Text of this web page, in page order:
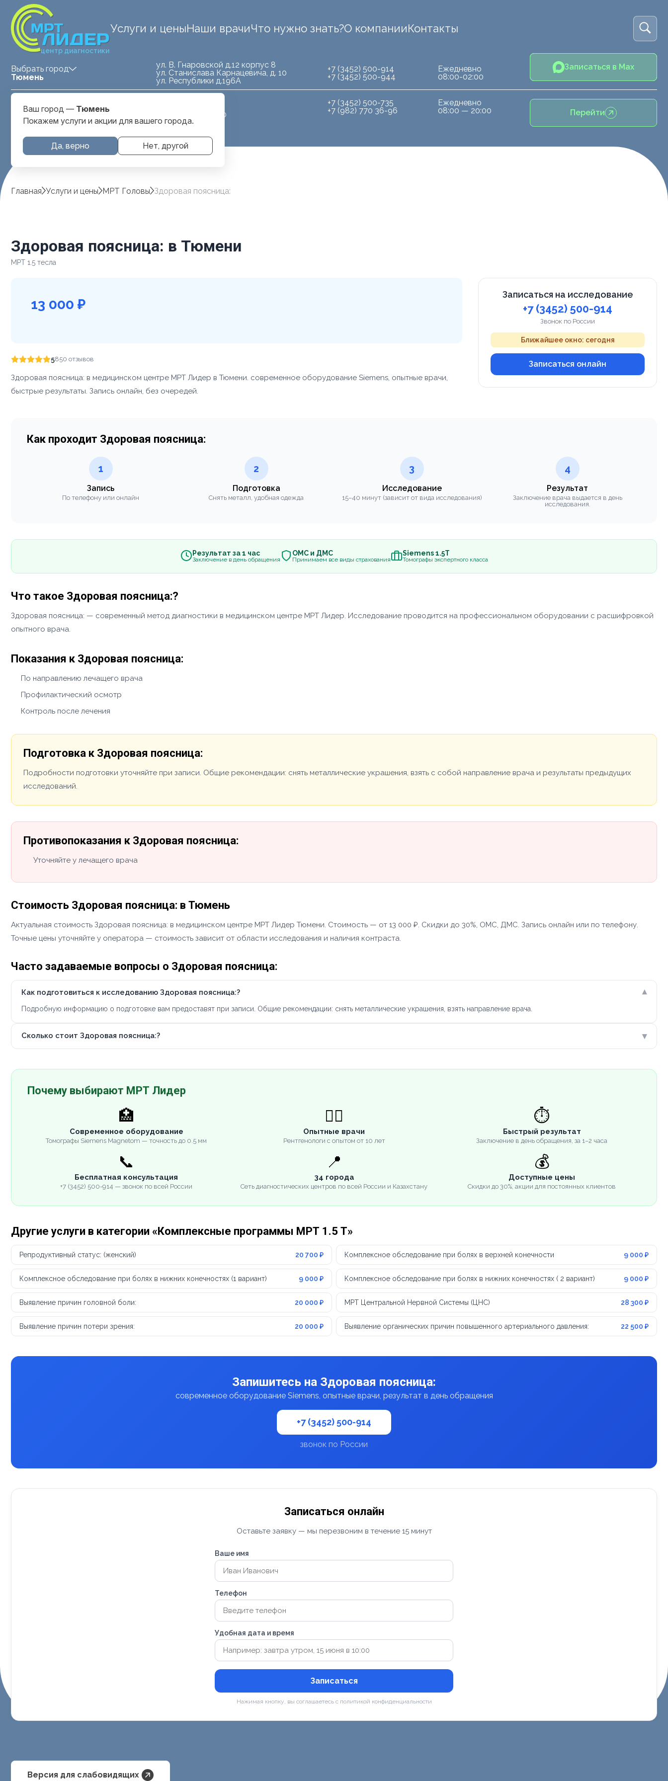
центр диагностики
Услуги и ценыНаши врачиЧто нужно знать?О компанииКонтакты
Выбрать город
Тюмень
Тюмень
ул. В. Гнаровской д.12 корпус 8
ул. Станислава Карнацевича, д. 10
ул. Республики д.196А
Карнацевича, д. 10
+7 (3452) 500-914
+7 (3452) 500-944
+7 (3452) 500-735
+7 (982) 770 36-96
Ежедневно
08:00-02:00
Ежедневно
08:00 — 20:00
Записаться в Max
Перейти
Ваш город — Тюмень
Покажем услуги и акции для вашего города.
Да, верно Нет, другой
Главная Услуги и цены МРТ Головы Здоровая поясница:
Здоровая поясница: в Тюмени
МРТ 1.5 тесла
13 000 ₽
5850 отзывов
Здоровая поясница: в медицинском центре МРТ Лидер в Тюмени. современное оборудование Siemens, опытные врачи,
быстрые результаты. Запись онлайн, без очередей.
Записаться на исследование
+7 (3452) 500-914
Звонок по России
Ближайшее окно: сегодня
Записаться онлайн
Как проходит Здоровая поясница:
1
Запись
По телефону или онлайн
2
Подготовка
Снять металл, удобная одежда
3
Исследование
15–40 минут (зависит от вида исследования)
4
Результат
Заключение врача выдается в день
исследования.
Результат за 1 час
Заключение в день обращения
ОМС и ДМС
Принимаем все виды страхования
Siemens 1.5Т
Томографы экспертного класса
Что такое Здоровая поясница:?
Здоровая поясница: — современный метод диагностики в медицинском центре МРТ Лидер. Исследование проводится на профессиональном оборудовании с расшифровкой
опытного врача.
Показания к Здоровая поясница:
По направлению лечащего врача
Профилактический осмотр
Контроль после лечения
Подготовка к Здоровая поясница:
Подробности подготовки уточняйте при записи. Общие рекомендации: снять металлические украшения, взять с собой направление врача и результаты предыдущих
исследований.
Противопоказания к Здоровая поясница:
Уточняйте у лечащего врача
Стоимость Здоровая поясница: в Тюмень
Актуальная стоимость Здоровая поясница: в медицинском центре МРТ Лидер Тюмени. Стоимость — от 13 000 ₽. Скидки до 30%, ОМС, ДМС. Запись онлайн или по телефону.
Точные цены уточняйте у оператора — стоимость зависит от области исследования и наличия контраста.
Часто задаваемые вопросы о Здоровая поясница:
Как подготовиться к исследованию Здоровая поясница:? ▾
Подробную информацию о подготовке вам предоставят при записи. Общие рекомендации: снять металлические украшения, взять направление врача.
Сколько стоит Здоровая поясница:? ▾
Почему выбирают МРТ Лидер
🏥
Современное оборудование
Томографы Siemens Magnetom — точность до 0.5 мм
👨‍⚕️
Опытные врачи
Рентгенологи с опытом от 10 лет
⏱️
Быстрый результат
Заключение в день обращения, за 1–2 часа
📞
Бесплатная консультация
+7 (3452) 500-914 — звонок по всей России
📍
34 города
Сеть диагностических центров по всей России и Казахстану
💰
Доступные цены
Скидки до 30%, акции для постоянных клиентов
Другие услуги в категории «Комплексные программы МРТ 1.5 Т»
Репродуктивный статус: (женский) 20 700 ₽ Комплексное обследование при болях в верхней конечности 9 000 ₽
Комплексное обследование при болях в нижних конечностях (1 вариант) 9 000 ₽ Комплексное обследование при болях в нижних конечностях ( 2 вариант) 9 000 ₽
Выявление причин головной боли: 20 000 ₽ МРТ Центральной Нервной Системы (ЦНС) 28 300 ₽
Выявление причин потери зрения: 20 000 ₽ Выявление органических причин повышенного артериального давления: 22 500 ₽
Запишитесь на Здоровая поясница:
современное оборудование Siemens, опытные врачи, результат в день обращения
+7 (3452) 500-914
звонок по России
Записаться онлайн
Оставьте заявку — мы перезвоним в течение 15 минут
Ваше имя
Телефон
Удобная дата и время
Записаться
Нажимая кнопку, вы соглашаетесь с политикой конфиденциальности
Версия для слабовидящих